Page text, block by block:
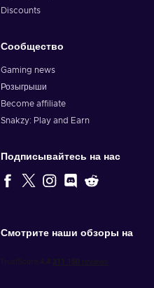
Discounts
Сообщество
Gaming news
Розыгрыши
Become affiliate
Snakzy: Play and Earn
Подписывайтесь на нас
Смотрите наши обзоры на